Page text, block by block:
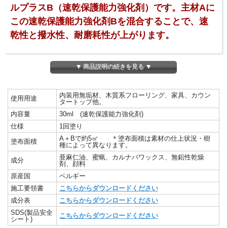
ルプラスB（速乾保護能力強化剤）です。主材Aに
この速乾保護能力強化剤Bを混合することで、速
乾性と撥水性、耐磨耗性が上がります。
■Ａ剤100mlに対しＢ剤30mlの割合でよく混合してご使用ください。
■ A＋B130mlで、約5㎡塗布できます。
■ 施工方法はＡのみと同様ですが、約半日で乾燥硬化しますので、塗布面積 及び
拭き取りの面積を考えながら塗り進めてください。※時間経過すると乾燥硬化し、
拭き取りが難しくなりますのでご注意ください。
■ご使用の際は、必ず施工要領書をお読みください。
■使用した布は放置すると自然発火する恐れがありますので、必ずすぐに水に浸し
て処分してください。
▼ 商品説明の続きを見る ▼
使用用途
内装用無垢材、木質系フローリング、家具、カウン
タートップ他。
内容量
30ml (速乾保護能力強化剤)
仕様
1回塗り
塗布面積
A＋Bで約5㎡ ＊塗布面積は素材の仕上状況・樹
種によって異なります。
成分
亜麻仁油、蜜蝋、カルナバワックス、無鉛性乾燥
剤、顔料
原産国
ベルギー
施工要領書
こちらからダウンロードください
成分表
こちらからダウンロードください
SDS(製品安全
シート)
こちらからダウンロードください